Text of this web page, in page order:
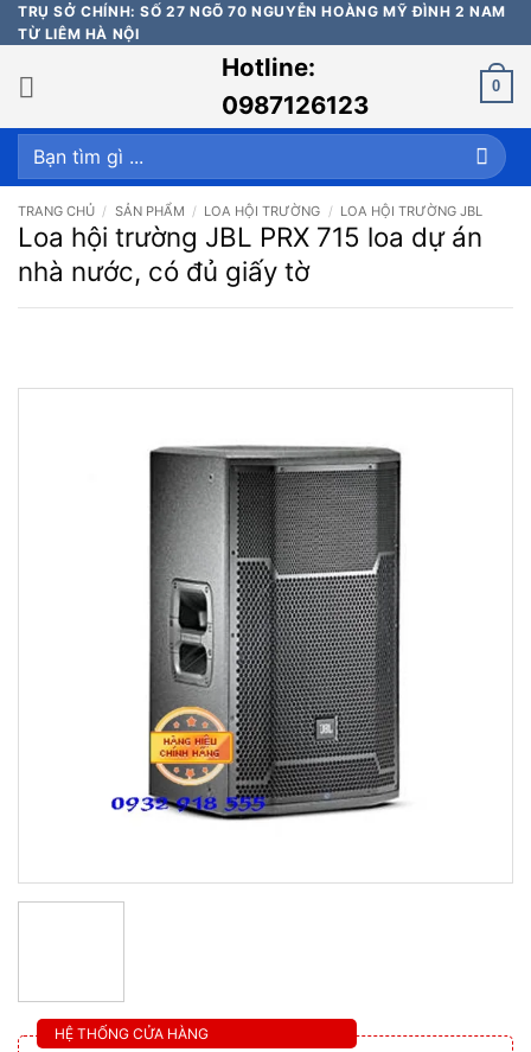
Bỏ
qua
nội
dung
TRỤ SỞ CHÍNH: SỐ 27 NGÕ 70 NGUYỄN HOÀNG MỸ ĐÌNH 2 NAM
TỪ LIÊM HÀ NỘI
Hotline:
0987126123
0
Tìm
kiếm:
TRANG CHỦ / SẢN PHẨM / LOA HỘI TRƯỜNG / LOA HỘI TRƯỜNG JBL
Loa hội trường JBL PRX 715 loa dự án
nhà nước, có đủ giấy tờ
HỆ THỐNG CỬA HÀNG